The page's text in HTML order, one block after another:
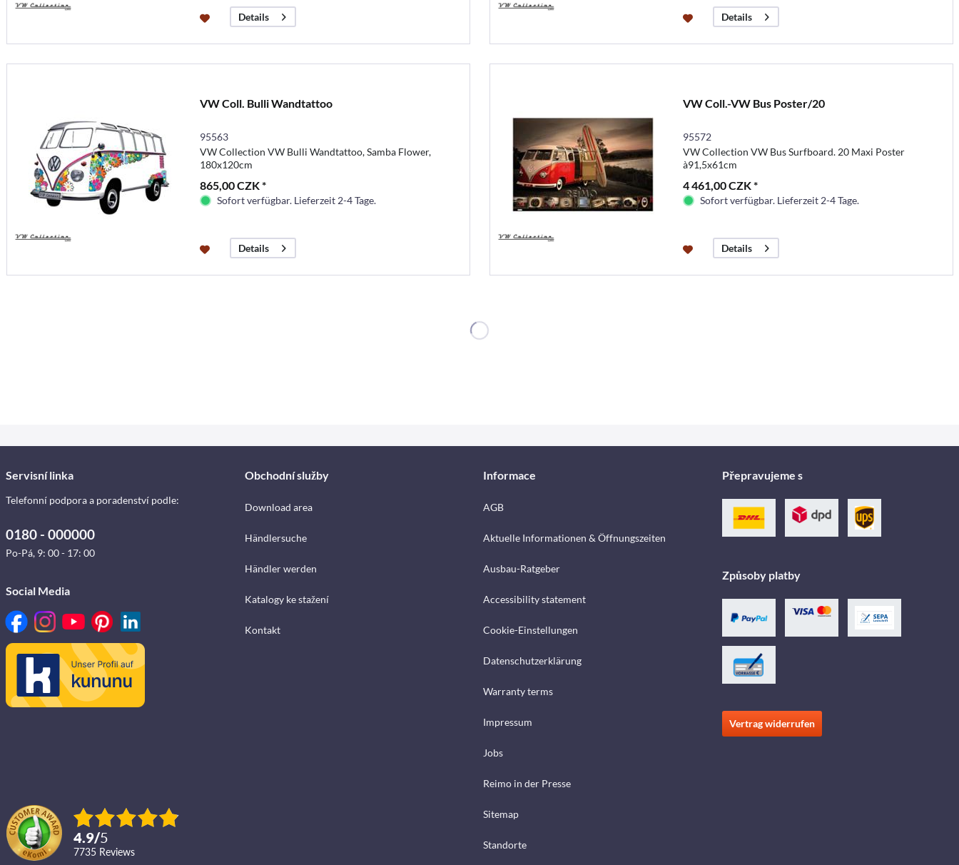
Details Details
VW Coll. Bulli Wandtattoo
95563
VW Collection VW Bulli Wandtattoo, Samba Flower,
180x120cm
865,00 CZK *
Sofort verfügbar. Lieferzeit 2-4 Tage.
Details
VW Coll.-VW Bus Poster/20
95572
VW Collection VW Bus Surfboard. 20 Maxi Poster
à91,5x61cm
4 461,00 CZK *
Sofort verfügbar. Lieferzeit 2-4 Tage.
Details
Servisní linka
Telefonní podpora a poradenství podle:
0180 - 000000
Po-Pá, 9: 00 - 17: 00
Social Media
4.9/5
7735 reviews
Obchodní služby
Download area
Händlersuche
Händler werden
Katalogy ke stažení
Kontakt
Informace
AGB
Aktuelle Informationen & Öffnungszeiten
Ausbau-Ratgeber
Accessibility statement
Cookie-Einstellungen
Datenschutzerklärung
Warranty terms
Impressum
Jobs
Reimo in der Presse
Sitemap
Standorte
Přepravujeme s
Způsoby platby
Vertrag widerrufen